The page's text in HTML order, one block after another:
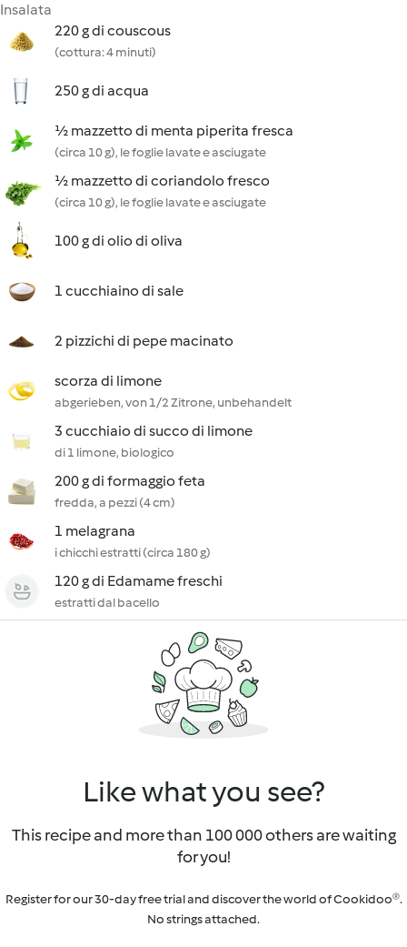
Insalata
220 g di couscous
(cottura: 4 minuti)
250 g di acqua
½ mazzetto di menta piperita fresca
(circa 10 g), le foglie lavate e asciugate
½ mazzetto di coriandolo fresco
(circa 10 g), le foglie lavate e asciugate
100 g di olio di oliva
1 cucchiaino di sale
2 pizzichi di pepe macinato
scorza di limone
abgerieben, von 1/2 Zitrone, unbehandelt
3 cucchiaio di succo di limone
di 1 limone, biologico
200 g di formaggio feta
fredda, a pezzi (4 cm)
1 melagrana
i chicchi estratti (circa 180 g)
120 g di Edamame freschi
estratti dal bacello
Like what you see?
This recipe and more than 100 000 others are waiting
for you!
Register for our 30-day free trial and discover the world of Cookidoo®.
No strings attached.